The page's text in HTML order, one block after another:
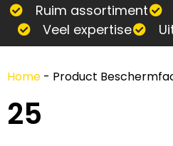
Ruim assortiment
Veel expertise
Home - Product
25